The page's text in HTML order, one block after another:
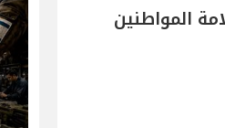
المواطنين